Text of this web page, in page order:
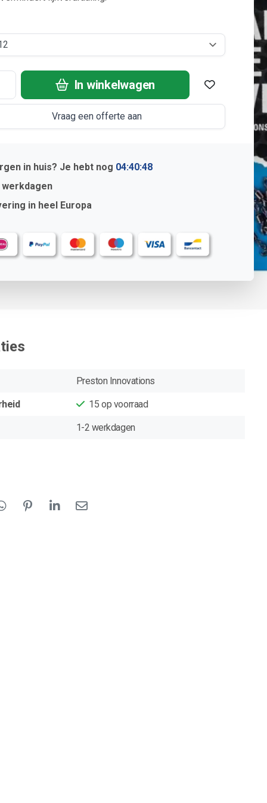
In winkelwagen
Vraag een offerte aan
in huis? Je hebt nog 04:40:48
werkdagen
in heel Europa
Preston Innovations
15 op voorraad
1-2 werkdagen